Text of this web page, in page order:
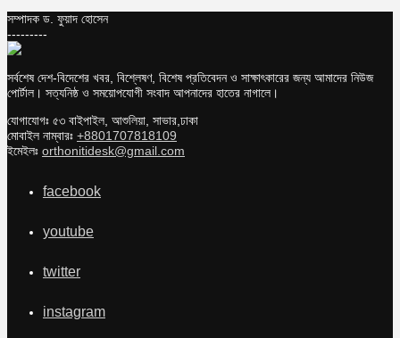
সম্পাদক ড. ফুয়াদ হোসেন
---------
সর্বশেষ দেশ-বিদেশের খবর, বিশ্লেষণ, বিশেষ প্রতিবেদন ও সাক্ষাৎকারের জন্য আমাদের নিউজ
পোর্টাল। সত্যনিষ্ঠ ও সময়োপযোগী সংবাদ আপনাদের হাতের নাগালে।
যোগাযোগঃ ৫৩ বাইপাইল, আশুলিয়া, সাভার,ঢাকা
মোবাইল নাম্বারঃ +8801707818109
ইমেইলঃ orthonitidesk@gmail.com
facebook
youtube
twitter
instagram